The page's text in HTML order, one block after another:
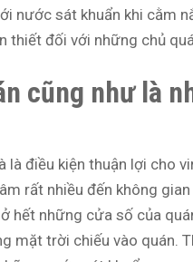
nước sát khuẩn khi cằm
thiết đối với những chủ
cũng như là
là điều kiện thuận lợi cho
rất nhiều đến không
hết những cửa số của
mặt trời chiếu vào quán.